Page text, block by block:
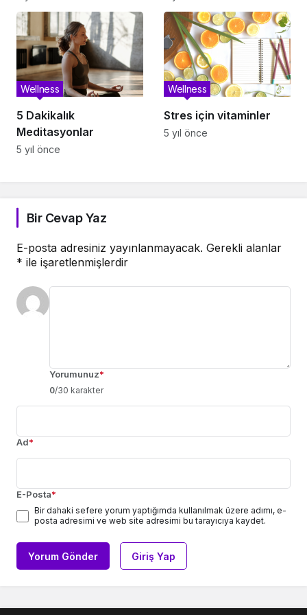
5 Dakikalık
Meditasyonlar
Wellness
5 yıl önce
Stres için vitaminler
Wellness
5 yıl önce
Bir Cevap Yaz
E-posta adresiniz yayınlanmayacak. Gerekli alanlar
* ile işaretlenmişlerdir
Yorumunuz*
0/30 karakter
Ad*
E-Posta*
Bir dahaki sefere yorum yaptığımda kullanılmak üzere adımı, e-
posta adresimi ve web site adresimi bu tarayıcıya kaydet.
Yorum Gönder Giriş Yap